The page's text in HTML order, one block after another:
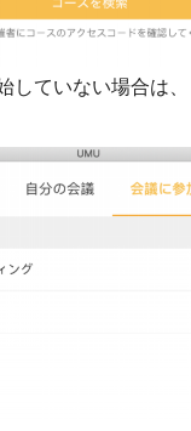
していない場合は、